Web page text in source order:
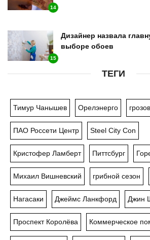
14
15
Дизайнер назвала
выборе обоев
ТЕГИ
Тимур Чанышев Орелэнерго
ПАО Россети Центр Steel City Con
Кристофер Ламберт Питтсбург
Михаил Вишневский грибной сезон
Нагасаки Джеймс Ланкфорд Джин
Проспект Королёва Коммерческое